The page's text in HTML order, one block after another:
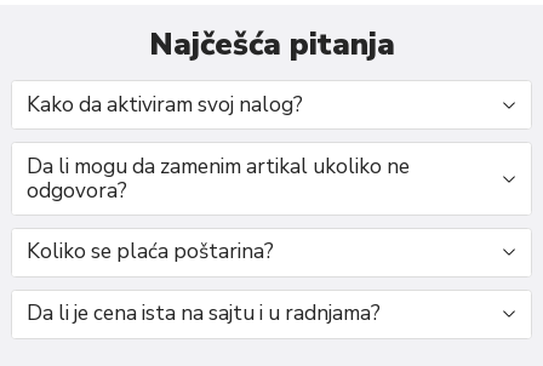
Najčešća pitanja
Kako da aktiviram svoj nalog?
Da li mogu da zamenim artikal ukoliko ne
odgovora?
Koliko se plaća poštarina?
Da li je cena ista na sajtu i u radnjama?